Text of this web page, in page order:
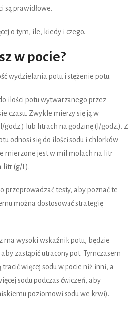
są prawidłowe.
o tym, ile, kiedy i czego.
w pocie?
wydzielania potu i stężenie potu.
ilości potu wytwarzanego przez
czasu. Zwykle mierzy się ją w
lub litrach na godzinę (l/godz.). Z
odnosi się do ilości sodu i chlorków
mierzone jest w milimolach na litr
litr (g/L).
przeprowadzać testy, aby poznać te
można dostosować strategię
ma wysoki wskaźnik potu, będzie
aby zastąpić utracony pot. Tymczasem
więcej sodu w pocie niż inni, a
sodu podczas ćwiczeń, aby
poziomowi sodu we krwi).